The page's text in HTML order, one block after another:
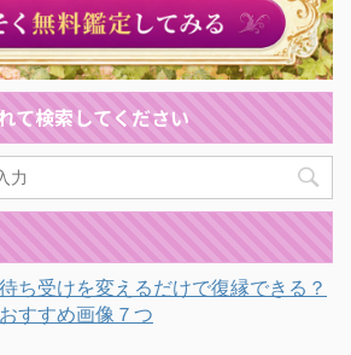
て検索してください
待ち受けを変えるだけで復縁できる？
おすすめ画像７つ